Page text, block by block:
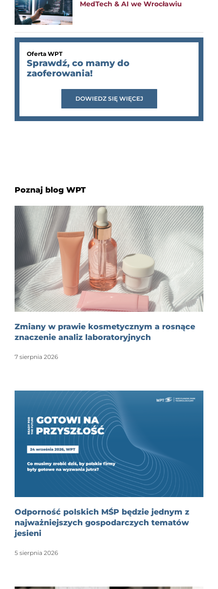
MedTech & AI we Wrocławiu
Oferta WPT
Sprawdź, co mamy do
zaoferowania!
DOWIEDZ SIĘ WIĘCEJ
Poznaj blog WPT
Zmiany w prawie kosmetycznym a rosnące
znaczenie analiz laboratoryjnych
7 sierpnia 2026
Odporność polskich MŚP będzie jednym z
najważniejszych gospodarczych tematów
jesieni
5 sierpnia 2026